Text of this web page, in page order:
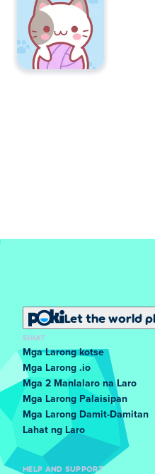
Let the world
SIKAT
Mga Larong kotse
Mga Larong .io
Mga 2 Manlalaro na Laro
Mga Larong Palaisipan
Mga Larong Damit-Damitan
Lahat ng Laro
HELP AND SUPPORT